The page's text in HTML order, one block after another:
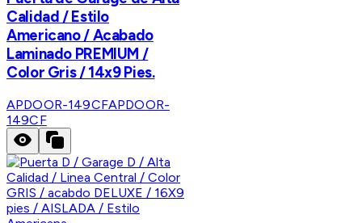
Calidad / Estilo
Americano / Acabado
Laminado PREMIUM /
Color Gris / 14x9 Pies.
APDOOR-149CFAPDOOR-
149CF